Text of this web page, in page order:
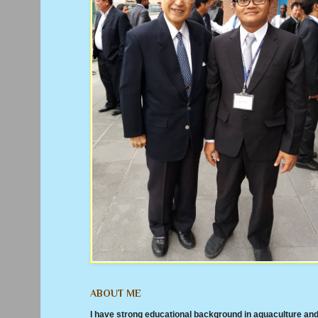
ABOUT ME
I have strong educational background in aquaculture and